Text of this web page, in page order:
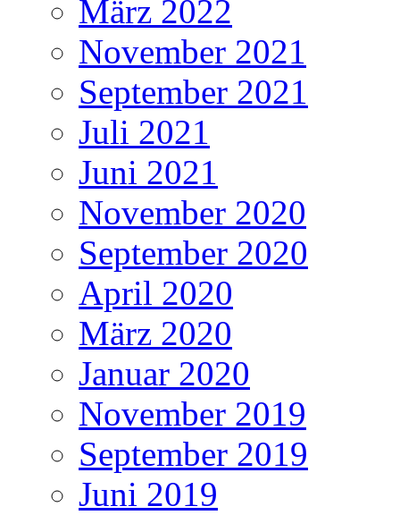
März 2022
November 2021
September 2021
Juli 2021
Juni 2021
November 2020
September 2020
April 2020
März 2020
Januar 2020
November 2019
September 2019
Juni 2019